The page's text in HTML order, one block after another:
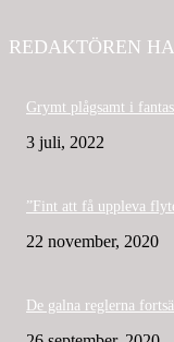
REDAKTÖREN
Grymt plågsamt i
3 juli, 2022
”Fint att få uppleva
22 november, 2020
De galna reglerna